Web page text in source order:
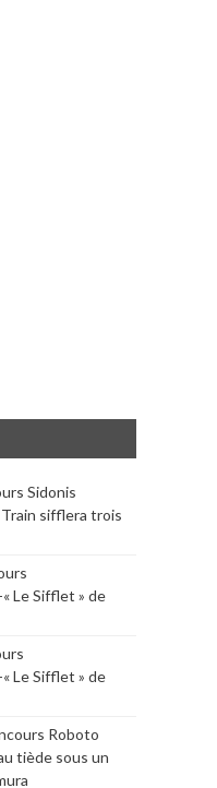
Sidonis
sifflera trois
Le Sifflet » de
Le Sifflet » de
Roboto
tiède sous un